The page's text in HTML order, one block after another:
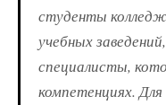
студенты
учебных
специалисты,
компетенциях.